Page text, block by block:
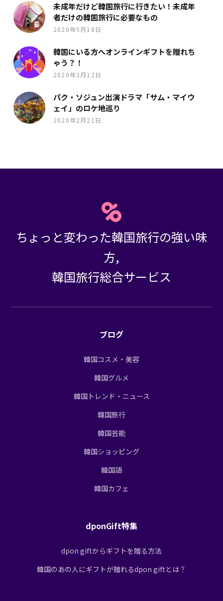
未成年だけど韓国旅行に行きたい！未成年
者だけの韓国旅行に必要なもの
2020年5月18日
韓国にいる方へオンラインギフトを贈れち
ゃう？！
2020年3月12日
パク・ソジュン出演ドラマ「サム・マイウ
ェイ」のロケ地巡り
2020年2月21日
ちょっと変わった韓国旅行の強い味
方,
韓国旅行総合サービス
ブログ
韓国コスメ・美容
韓国グルメ
韓国トレンド・ニュース
韓国旅行
韓国芸能
韓国ショッピング
韓国語
韓国カフェ
dponGift特集
dpon giftからギフトを贈る方法
韓国のあの人にギフトが贈れるdpon giftとは？